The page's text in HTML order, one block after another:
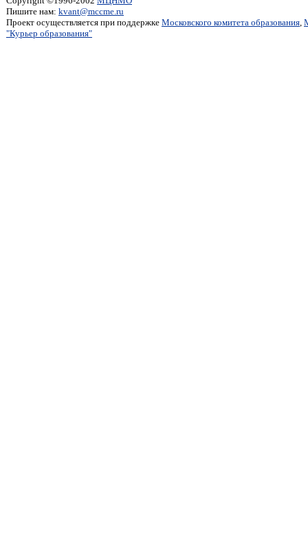
Пишите нам: kvant@mccme.ru
Проект осуществляется при поддержке Московского комитета образования,
"Курьер образования"